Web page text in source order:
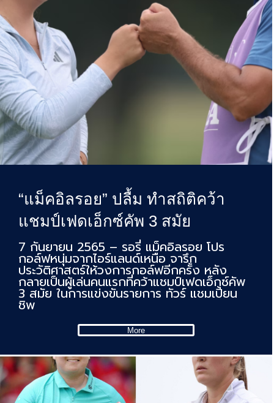
“แม็คอิลรอย” ปลื้ม ทำสถิติคว้า
แชมป์เฟดเอ็กซ์คัพ 3 สมัย
7 กันยายน 2565 – รอรี่ แม็คอิลรอย โปร
กอล์ฟหนุ่มจากไอร์แลนด์เหนือ จารึก
ประวัติศาสตร์ให้วงการกอล์ฟอีกครั้ง หลัง
กลายเป็นผู้เล่นคนแรกที่คว้าแชมป์เฟดเอ็กซ์คัพ
3 สมัย ในการแข่งขันรายการ ทัวร์ แชมเปี้ยน
ชิพ
More